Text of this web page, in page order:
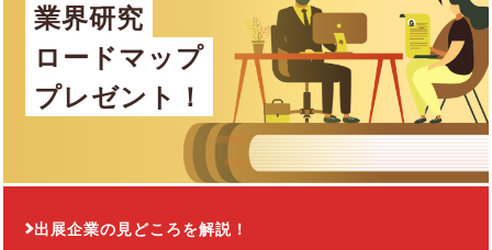
業界研究
ロードマップ
プレゼント！
出展企業の見どころを解説！